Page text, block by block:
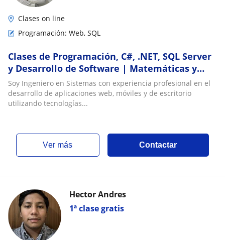
Clases on line
Programación: Web, SQL
Clases de Programación, C#, .NET, SQL Server
y Desarrollo de Software | Matemáticas y
Física | Nivel básico
Soy Ingeniero en Sistemas con experiencia profesional en el
desarrollo de aplicaciones web, móviles y de escritorio
utilizando tecnologías...
ver más Contactar
1ª clase gratis
Hector Andres